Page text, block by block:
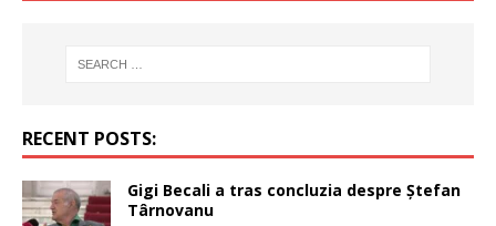
RECENT POSTS:
Gigi Becali a tras concluzia despre Ștefan
Târnovanu